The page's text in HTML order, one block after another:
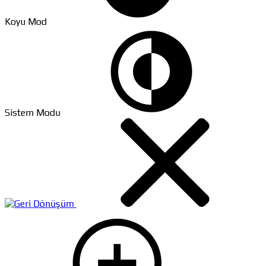
Koyu Mod
Sistem Modu